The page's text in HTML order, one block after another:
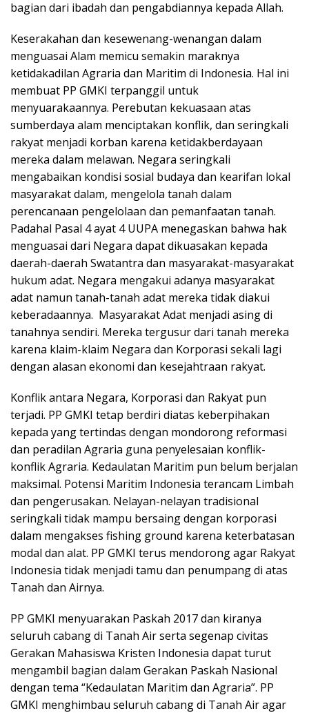
bagian dari ibadah dan pengabdiannya kepada Allah.
Keserakahan dan kesewenang-wenangan dalam
menguasai Alam memicu semakin maraknya
ketidakadilan Agraria dan Maritim di Indonesia. Hal ini
membuat PP GMKI terpanggil untuk
menyuarakaannya. Perebutan kekuasaan atas
sumberdaya alam menciptakan konflik, dan seringkali
rakyat menjadi korban karena ketidakberdayaan
mereka dalam melawan. Negara seringkali
mengabaikan kondisi sosial budaya dan kearifan lokal
masyarakat dalam, mengelola tanah dalam
perencanaan pengelolaan dan pemanfaatan tanah.
Padahal Pasal 4 ayat 4 UUPA menegaskan bahwa hak
menguasai dari Negara dapat dikuasakan kepada
daerah-daerah Swatantra dan masyarakat-masyarakat
hukum adat. Negara mengakui adanya masyarakat
adat namun tanah-tanah adat mereka tidak diakui
keberadaannya. Masyarakat Adat menjadi asing di
tanahnya sendiri. Mereka tergusur dari tanah mereka
karena klaim-klaim Negara dan Korporasi sekali lagi
dengan alasan ekonomi dan kesejahtraan rakyat.
Konflik antara Negara, Korporasi dan Rakyat pun
terjadi. PP GMKI tetap berdiri diatas keberpihakan
kepada yang tertindas dengan mondorong reformasi
dan peradilan Agraria guna penyelesaian konflik-
konflik Agraria. Kedaulatan Maritim pun belum berjalan
maksimal. Potensi Maritim Indonesia terancam Limbah
dan pengerusakan. Nelayan-nelayan tradisional
seringkali tidak mampu bersaing dengan korporasi
dalam mengakses fishing ground karena keterbatasan
modal dan alat. PP GMKI terus mendorong agar Rakyat
Indonesia tidak menjadi tamu dan penumpang di atas
Tanah dan Airnya.
PP GMKI menyuarakan Paskah 2017 dan kiranya
seluruh cabang di Tanah Air serta segenap civitas
Gerakan Mahasiswa Kristen Indonesia dapat turut
mengambil bagian dalam Gerakan Paskah Nasional
dengan tema “Kedaulatan Maritim dan Agraria”. PP
GMKI menghimbau seluruh cabang di Tanah Air agar